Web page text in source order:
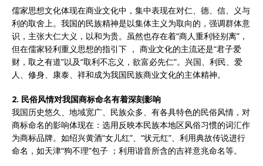
儒家思想文化体现在商业文化中，集中表现在对仁、德、信、义与
利的取舍上。我国的民族精神是以集体主义为取向的，强调群体意
识，主张大仁大义，以和为贵。虽然也存在着“商人重利轻别离”，
但在儒家轻利重义思想的指引下 ， 商业文化的主流还是“君子爱
财，取之有道”以及“取利不忘义，欲富必先仁”。兴国、利民、爱
人、修身、康泰、祥和成为我国民族商业文化的主体精神。
2. 民俗风情对我国商标命名有着深刻影响
我国历史悠久、地域宽广、民族众多、有各具特色的民俗风情，对
商标命名的影响体现在：选用反映本民族本地区风俗习惯的词汇作
为商标品牌。如绍兴黄酒“女儿红”、“状元红”、利用典故传说进行
命名，如天津“狗不理”包子 ；利用谐音所含的吉祥意兆命名等。